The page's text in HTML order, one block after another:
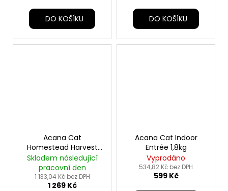
DO KOŠÍKU DO KOŠÍKU
Acana Cat
Homestead Harvest
4,5kg
Skladem následující
pracovní den
1 133,04 Kč bez DPH
1 269 Kč
Acana Cat Indoor
Entrée 1,8kg
Vyprodáno
534,82 Kč bez DPH
599 Kč